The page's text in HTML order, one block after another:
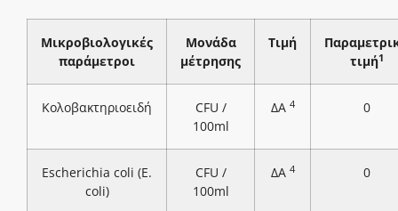
Μικροβιολογικές
παράμετροι
Μονάδα
μέτρησης
Τιμή
τιμή1
Κολοβακτηριοειδή
CFU /
100ml
ΔΑ 4 0
Escherichia coli (E.
coli)
CFU /
100ml
ΔΑ 4 0